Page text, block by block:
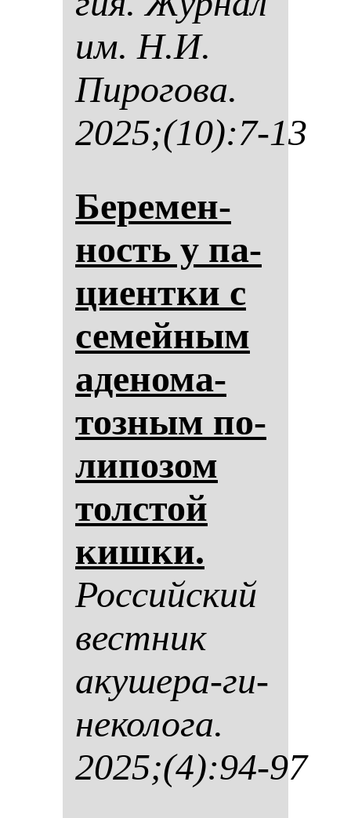
им. Н.И.
Пи­ро­го­ва.
2025;(10):7-13
Бе­ре­мен­
ность у па­
ци­ен­тки с
се­мей­ным
аде­но­ма­
тоз­ным по­
ли­по­зом
тол­стой
киш­ки.
Рос­сий­ский
вес­тник
аку­ше­ра-ги­
не­ко­ло­га.
2025;(4):94-97